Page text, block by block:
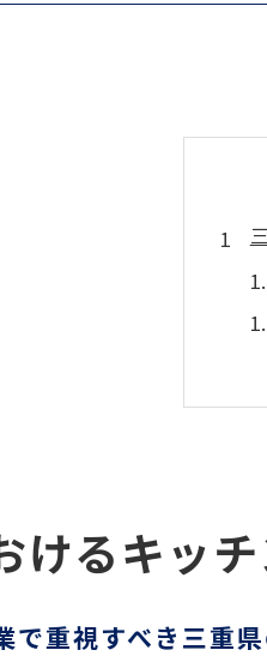
けるキッ
で重視すべき三重